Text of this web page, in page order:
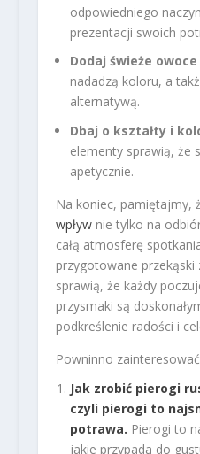
odpowiedniego
prezentacji swoich
Dodaj świeże owoce
nadadzą koloru, a
alternatywą.
Dbaj o kształty i
elementy sprawią, że
apetycznie.
Na koniec, pamiętajmy,
wpływnie tylko na
całą atmosferę
przygotowane przekąski
sprawią, że każdy
przysmaki są
podkreślenie radości i
Powninno
Jak zrobić pierogi
czyli pierogi to
potrawa. Pierogi to
jakie przypada do